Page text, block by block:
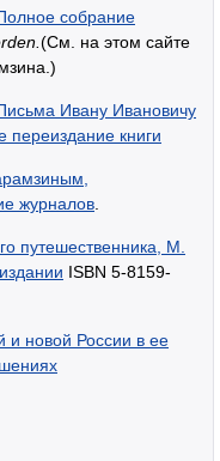
собрание
(См. на этом сайте
Ивану Ивановичу
книги
журналов
путешественника, М.
ISBN 5-8159-
и новой России в ее